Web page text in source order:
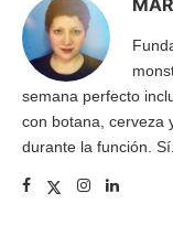
semana perfecto
con botana, cerveza
durante la función.